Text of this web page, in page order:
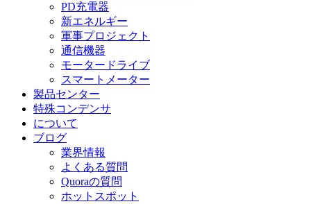
PD充電器
新エネルギー
軍事プロジェクト
通信機器
モータードライブ
スマートメーター
製品センター
特殊コンデンサ
について
ブログ
業界情報
よくある質問
Quoraの質問
ホットスポット